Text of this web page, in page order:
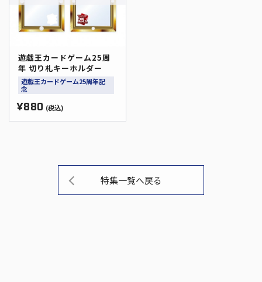
遊戯王カードゲーム25周
年 切り札キーホルダー
遊戯王カードゲーム25周年記
念
¥880 (税込)
特集一覧へ戻る